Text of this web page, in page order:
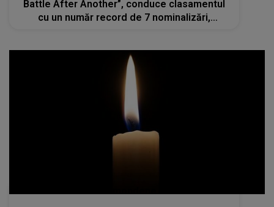
Battle After Another”, conduce clasamentul
cu un număr record de 7 nominalizări,